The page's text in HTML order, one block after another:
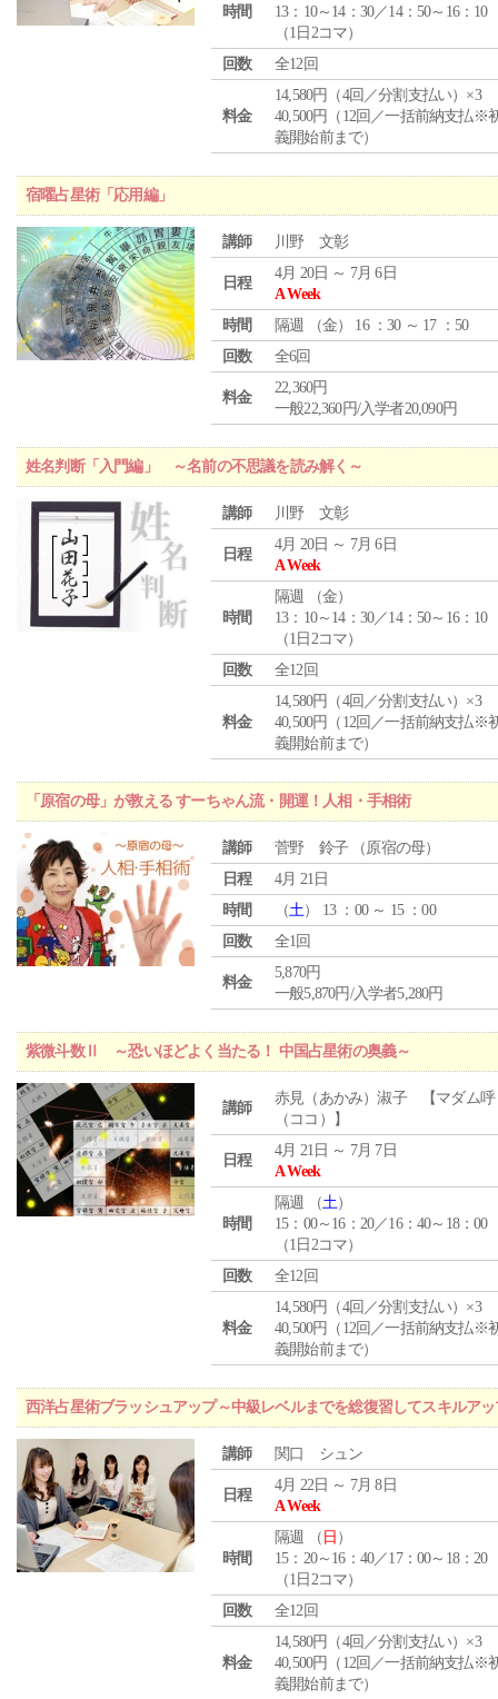
時間
13：10～14：30／14：50～16：10
（1日2コマ）
回数
全12回
料金
14,580円（4回／分割支払い）×3
40,500円（12回／一括前納支払※
義開始前まで）
宿曜占星術「応用編」
講師 川野 文彰
日程
4月 20日 ～ 7月 6日
A Week
時間
隔週 （金） 16 ：30 ～ 17 ：50
回数
全6回
料金
22,360円
一般22,360円/入学者20,090円
姓名判断「入門編」 ～名前の不思議を読み解く～
講師 川野 文彰
日程
4月 20日 ～ 7月 6日
A Week
時間
隔週 （金）
13：10～14：30／14：50～16：10
（1日2コマ）
回数
全12回
料金
14,580円（4回／分割支払い）×3
40,500円（12回／一括前納支払※
義開始前まで）
「原宿の母」が教える すーちゃん流・開運！人相・手相術
講師
菅野 鈴子 （原宿の母）
日程
4月 21日
時間
（土） 13 ：00 ～ 15 ：00
回数
全1回
料金
5,870円
一般5,870円/入学者5,280円
紫微斗数Ⅱ ～恐いほどよく当たる！ 中国占星術の奥義～
講師
赤見（あかみ）淑子 【マダム呼
（ココ）】
日程
4月 21日 ～ 7月 7日
A Week
時間
隔週 （土）
15：00～16：20／16：40～18：00
（1日2コマ）
回数
全12回
料金
14,580円（4回／分割支払い）×3
40,500円（12回／一括前納支払※
義開始前まで）
西洋占星術ブラッシュアップ～中級レベルまでを総復習してスキルア
講師 関口 シュン
日程
4月 22日 ～ 7月 8日
A Week
時間
隔週 （ 日 ）
15：20～16：40／17：00～18：20
（1日2コマ）
回数
全12回
料金
14,580円（4回／分割支払い）×3
40,500円（12回／一括前納支払※
義開始前まで）